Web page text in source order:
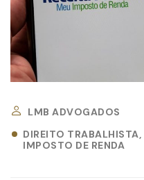
LMB ADVOGADOS
DIREITO TRABALHISTA
IMPOSTO DE RENDA